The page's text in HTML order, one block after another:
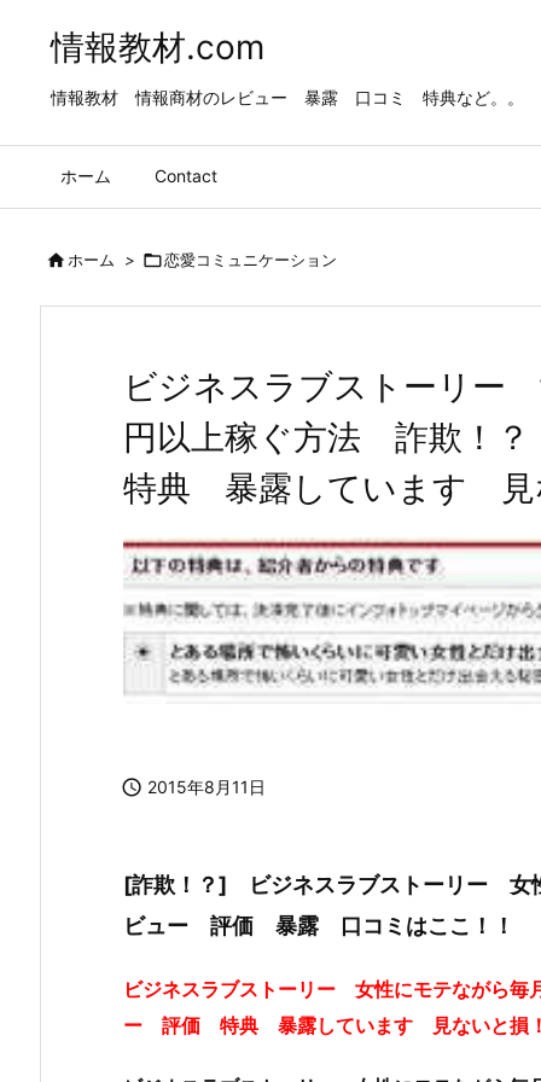
情報教材.com
情報教材 情報商材のレビュー 暴露 口コミ 特典など。。
ホーム Contact
ホーム > 恋愛コミュニケーション
ビジネスラブストーリー
円以上稼ぐ方法 詐欺
特典 暴露しています 見
 2015年8月11日
[詐欺！？] ビジネスラブストーリー 女
ビュー 評価 暴露 口コミはここ！！
ビジネスラブストーリー 女性にモテながら
ー 評価 特典 暴露しています 見ないと損